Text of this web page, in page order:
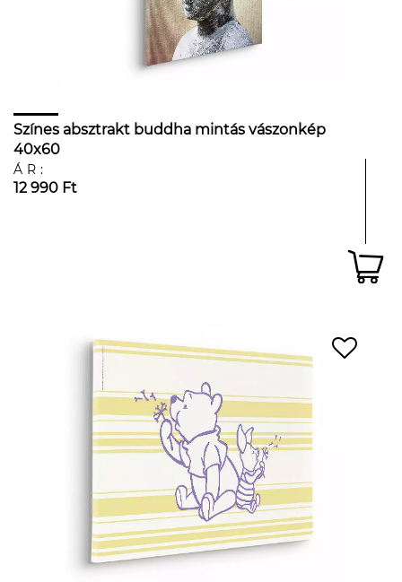
Színes absztrakt buddha mintás vászonkép
40x60
ÁR:
12 990 Ft